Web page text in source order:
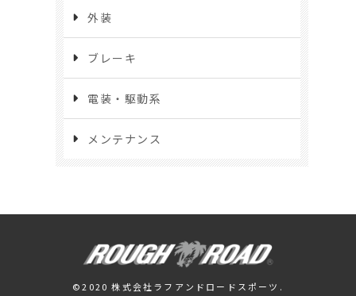
外装
ブレーキ
電装・駆動系
メンテナンス
©2020 株式会社ラフアンドロードスポーツ.